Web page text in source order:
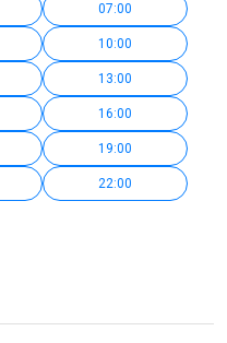
07:00
10:00
13:00
16:00
19:00
22:00